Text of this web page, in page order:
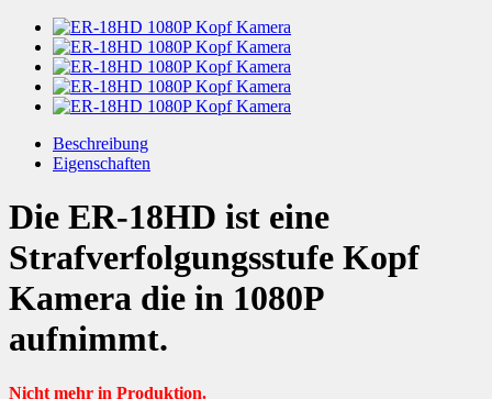
Beschreibung
Eigenschaften
Die ER-18HD ist eine
Strafverfolgungsstufe Kopf
Kamera die in 1080P
aufnimmt.
Nicht mehr in Produktion.